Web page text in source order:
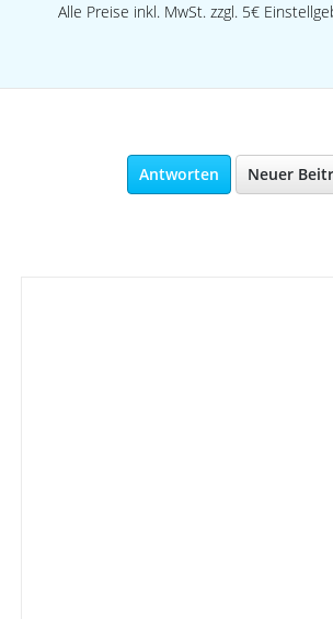
Alle Preise inkl. MwSt. zzgl. 5€
Antworten Neuer